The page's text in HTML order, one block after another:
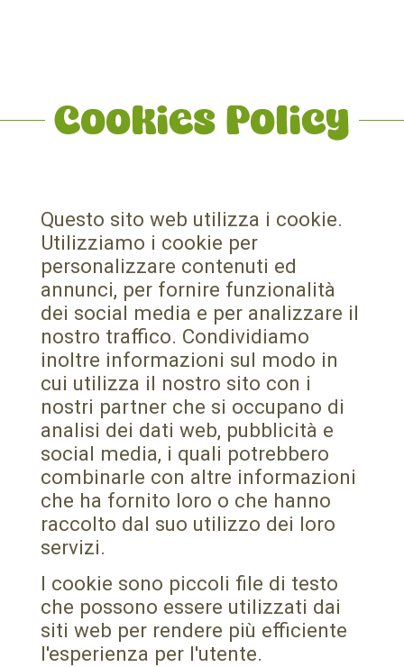
Cookies Policy
Questo sito web utilizza i cookie.
Utilizziamo i cookie per
personalizzare contenuti ed
annunci, per fornire funzionalità
dei social media e per analizzare il
nostro traffico. Condividiamo
inoltre informazioni sul modo in
cui utilizza il nostro sito con i
nostri partner che si occupano di
analisi dei dati web, pubblicità e
social media, i quali potrebbero
combinarle con altre informazioni
che ha fornito loro o che hanno
raccolto dal suo utilizzo dei loro
servizi.
I cookie sono piccoli file di testo
che possono essere utilizzati dai
siti web per rendere più efficiente
l'esperienza per l'utente.